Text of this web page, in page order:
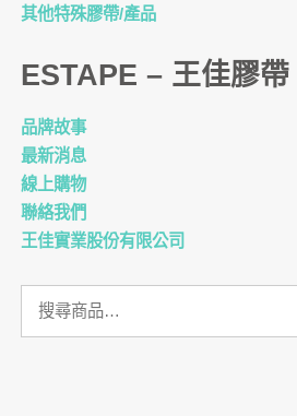
其他特殊膠帶/產品
ESTAPE – 王佳膠帶
品牌故事
最新消息
線上購物
聯絡我們
王佳實業股份有限公司